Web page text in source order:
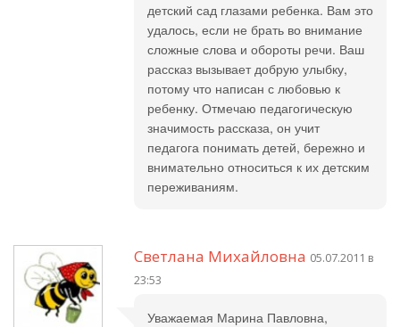
детский сад глазами ребенка. Вам это
удалось, если не брать во внимание
сложные слова и обороты речи. Ваш
рассказ вызывает добрую улыбку,
потому что написан с любовью к
ребенку. Отмечаю педагогическую
значимость рассказа, он учит
педагога понимать детей, бережно и
внимательно относиться к их детским
переживаниям.
Светлана Михайловна 05.07.2011 в
23:53
Уважаемая Марина Павловна,